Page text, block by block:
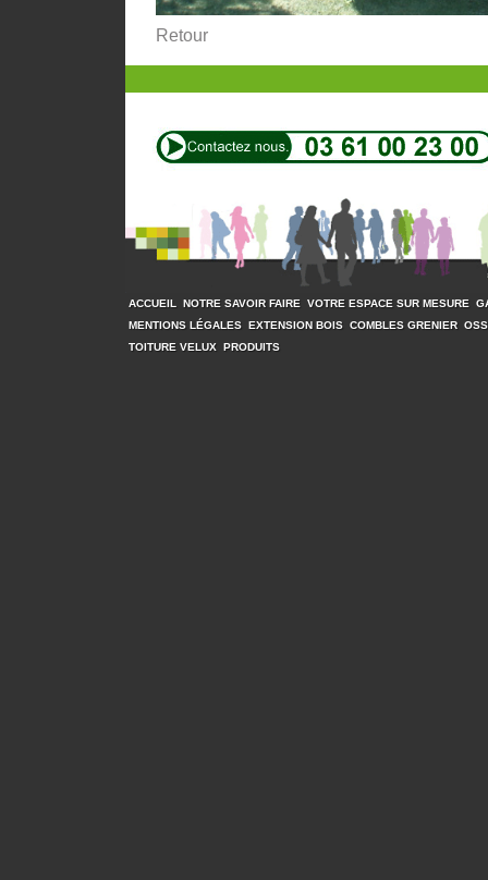
Retour
ACCUEIL NOTRE SAVOIR FAIRE VOTRE ESPACE SUR MESURE
MENTIONS LÉGALES EXTENSION BOIS COMBLES GRENIER
TOITURE VELUX PRODUITS